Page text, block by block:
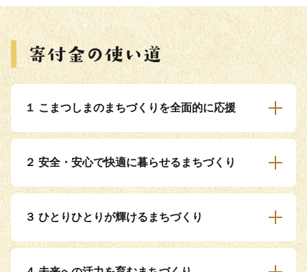
１ こまつしまのまちづくりを全面的に応援
２ 安全・安心で快適に暮らせるまちづくり
３ ひとりひとりが輝けるまちづくり